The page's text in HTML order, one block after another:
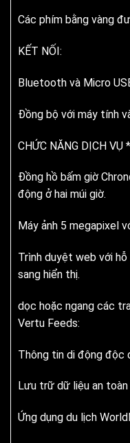
Các phím bằng vàng
KẾT NỐI:
Bluetooth và Micro
Đồng bộ với máy tính
CHỨC NĂNG DỊCH VỤ
Đồng hồ bấm giờ
động ở hai múi giờ.
Máy ảnh 5 megapixel
Trình duyệt web với
sang hiển thị.
dọc hoặc ngang các
Vertu Feeds:
Thông tin di động độc
Lưu trữ dữ liệu an
Ứng dụng du lịch